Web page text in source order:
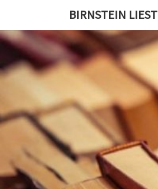
content
BIRNSTEIN LIEST